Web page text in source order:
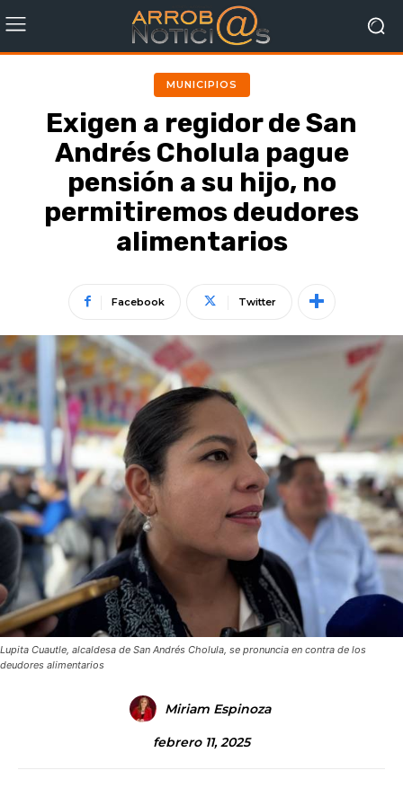
MUNICIPIOS
Exigen a regidor de San
Andrés Cholula pague
pensión a su hijo, no
permitiremos deudores
alimentarios
Facebook Twitter
Lupita Cuautle, alcaldesa de San Andrés Cholula, se pronuncia en contra de los
deudores alimentarios
Miriam Espinoza
febrero 11, 2025